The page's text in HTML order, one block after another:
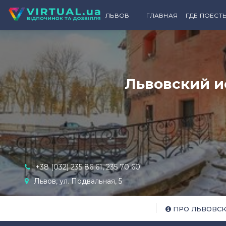
ЛЬВОВ ГЛАВНАЯ ГДЕ ПОЕСТЬ
Бары
Львовский
+38 (032) 235 86 61, 235 70 60
Львов, ул. Подвальная, 5
ПРО